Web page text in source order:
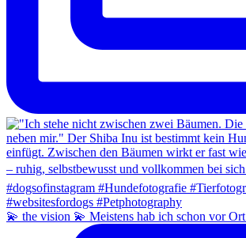
💫 the vision 💫 Meistens hab ich schon vor